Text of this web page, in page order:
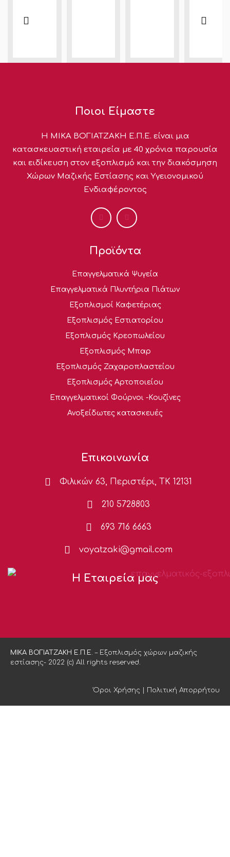
Ποιοι Είμαστε
Η ΜΙΚΑ ΒΟΓΙΑΤΖΑΚΗ Ε.Π.Ε. είναι μια
κατασκευαστική εταιρεία με 40 χρόνια παρουσία
και ειδίκευση στον εξοπλισμό και την διακόσμηση
Χώρων Μαζικής Εστίασης και Υγειονομικού
Ενδιαφέροντος
Προϊόντα
Επαγγελματικά Ψυγεία
Επαγγελματικά Πλυντήρια Πιάτων
Εξοπλισμοί Καφετέριας
Εξοπλισμός Εστιατορίου
Εξοπλισμός Κρεοπωλείου
Εξοπλισμός Μπαρ
Εξοπλισμός Ζαχαροπλαστείου
Εξοπλισμός Αρτοποιείου
Επαγγελματικοί Φούρνοι -Κουζίνες
Ανοξείδωτες κατασκευές
Επικοινωνία
Φιλικών 63, Περιστέρι, ΤΚ 12131
210 5728803
693 716 6663
voyatzaki@gmail.com
Η Εταιρεία μας
ΜΙΚΑ ΒΟΓΙΑΤΖΑΚΗ Ε.Π.Ε. – Εξοπλισμός χώρων μαζικής
εστίασης- 2022 (c) All rights reserved.
Όροι Χρήσης Πολιτική Απορρήτου